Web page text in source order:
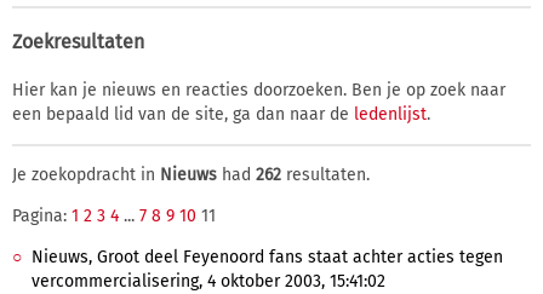
Zoekresultaten
Hier kan je nieuws en reacties doorzoeken. Ben je op zoek naar
een bepaald lid van de site, ga dan naar de ledenlijst.
Je zoekopdracht in Nieuws had 262 resultaten.
Pagina: 1 2 3 4 ... 7 8 9 10 11
Nieuws, Groot deel Feyenoord fans staat achter acties tegen
vercommercialisering, 4 oktober 2003, 15:41:02